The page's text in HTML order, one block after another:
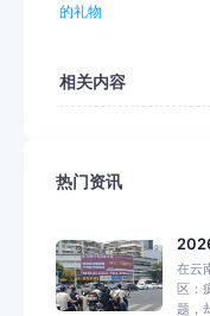
的礼物
相关内容
热门资讯
在云
区：
题，